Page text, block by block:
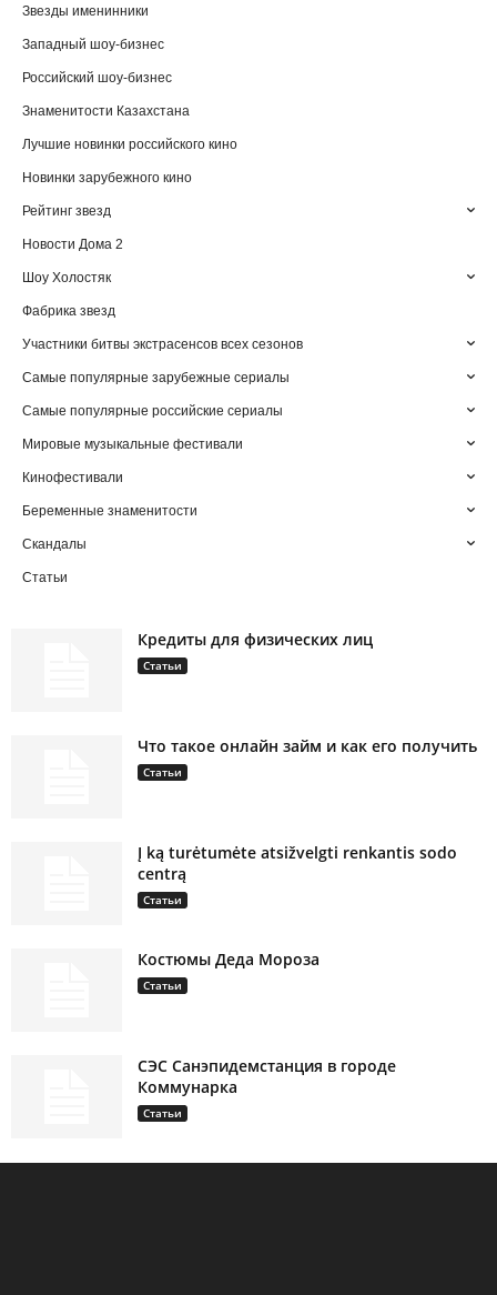
Звезды именинники
Западный шоу-бизнес
Российский шоу-бизнес
Знаменитости Казахстана
Лучшие новинки российского кино
Новинки зарубежного кино
Рейтинг звезд
Новости Дома 2
Шоу Холостяк
Фабрика звезд
Участники битвы экстрасенсов всех сезонов
Самые популярные зарубежные сериалы
Самые популярные российские сериалы
Мировые музыкальные фестивали
Кинофестивали
Беременные знаменитости
Скандалы
Статьи
Кредиты для физических лиц
Статьи
Что такое онлайн займ и как его получить
Статьи
Į ką turėtumėte atsižvelgti renkantis sodo
centrą
Статьи
Костюмы Деда Мороза
Статьи
СЭС Санэпидемстанция в городе
Коммунарка
Статьи